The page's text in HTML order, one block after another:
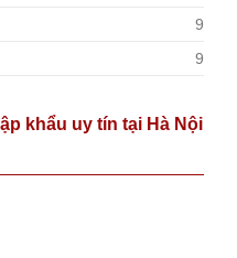
9
9
khẩu uy tín tại Hà Nội